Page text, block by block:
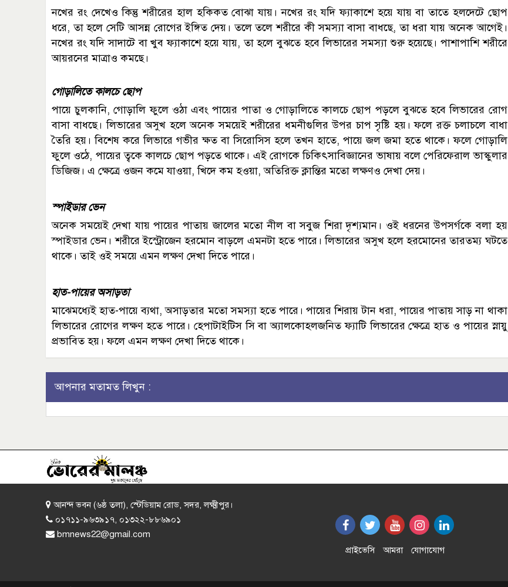
নখের রং দেখেও কিন্তু শরীরের হাল হকিকত বোঝা যায়। নখের রং যদি ফ্যাকাশে হয়ে যায় বা তাতে হলদেটে ছোপ
ধরে, তা হলে সেটি আসন্ন রোগের ইঙ্গিত দেয়। তলে তলে শরীরে কী সমস্যা বাসা বাধছে, তা ধরা যায় অনেক আগেই।
নখের রং যদি সাদাটে বা খুব ফ্যাকাশে হয়ে যায়, তা হলে বুঝতে হবে লিভারের সমস্যা শুরু হয়েছে। পাশাপাশি শরীরে
আয়রনের মাত্রাও কমছে।
গোড়ালিতে কালচে ছোপ
পায়ে চুলকানি, গোড়ালি ফুলে ওঠা এবং পায়ের পাতা ও গোড়ালিতে কালচে ছোপ পড়লে বুঝতে হবে লিভারের রোগ
বাসা বাধছে। লিভারের অসুখ হলে অনেক সময়েই শরীরের ধমনীগুলির উপর চাপ সৃষ্টি হয়। ফলে রক্ত চলাচলে বাধা
তৈরি হয়। বিশেষ করে লিভারে গভীর ক্ষত বা সিরোসিস হলে তখন হাতে, পায়ে জল জমা হতে থাকে। ফলে গোড়ালি
ফুলে ওঠে, পায়ের ত্বকে কালচে ছোপ পড়তে থাকে। এই রোগকে চিকিৎসাবিজ্ঞানের ভাষায় বলে পেরিফেরাল ভাস্কুলার
ডিজিজ। এ ক্ষেত্রে ওজন কমে যাওয়া, খিদে কম হওয়া, অতিরিক্ত ক্লান্তির মতো লক্ষণও দেখা দেয়।
স্পাইডার ভেন
অনেক সময়েই দেখা যায় পায়ের পাতায় জালের মতো নীল বা সবুজ শিরা দৃশ্যমান। ওই ধরনের উপসর্গকে বলা হয়
স্পাইডার ভেন। শরীরে ইস্ট্রোজেন হরমোন বাড়লে এমনটা হতে পারে। লিভারের অসুখ হলে হরমোনের তারতম্য ঘটতে
থাকে। তাই ওই সময়ে এমন লক্ষণ দেখা দিতে পারে।
হাত-পায়ের অসাড়তা
মাঝেমধ্যেই হাত-পায়ে ব্যথা, অসাড়তার মতো সমস্যা হতে পারে। পায়ের শিরায় টান ধরা, পায়ের পাতায় সাড় না থাকা
লিভারের রোগের লক্ষণ হতে পারে। হেপাটাইটিস সি বা অ্যালকোহলজনিত ফ্যাটি লিভারের ক্ষেত্রে হাত ও পায়ের স্নায়ু
প্রভাবিত হয়। ফলে এমন লক্ষণ দেখা দিতে থাকে।
আপনার মতামত লিখুন :
আনন্দ ভবন (৬ষ্ঠ তলা), স্টেডিয়াম রোড, সদর, লক্ষ্মীপুর।
০১৭১১-৯৬৩৯১৭, ০১৩২২-৮৮৬৯০১
bmnews22@gmail.com
প্রাইভেসি
আমরা যোগাযোগ